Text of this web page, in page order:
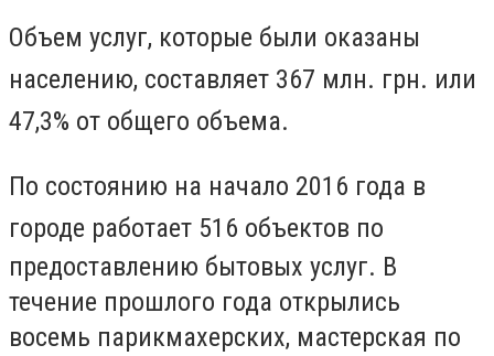
Объем услуг, которые были оказаны
населению, составляет 367 млн. грн. или
47,3% от общего объема.
По состоянию на начало 2016 года в
городе работает 516 объектов по
предоставлению бытовых услуг. В
течение прошлого года открылись
восемь парикмахерских, мастерская по